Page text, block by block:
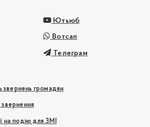
Ютьюб
Вотсап
Телеграм
звернень громадян
подію для ЗМІ